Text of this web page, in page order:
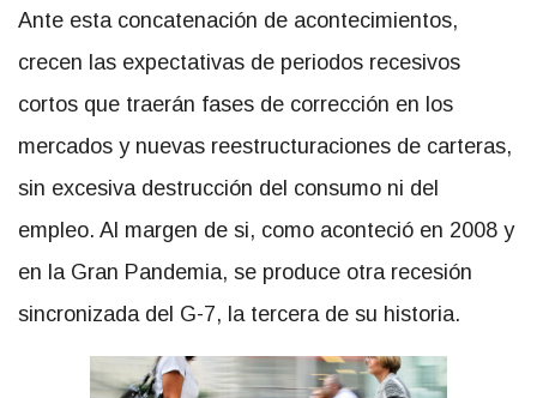
Ante esta concatenación de acontecimientos,
crecen las expectativas de periodos recesivos
cortos que traerán fases de corrección en los
mercados y nuevas reestructuraciones de carteras,
sin excesiva destrucción del consumo ni del
empleo. Al margen de si, como aconteció en 2008 y
en la Gran Pandemia, se produce otra recesión
sincronizada del G-7, la tercera de su historia.